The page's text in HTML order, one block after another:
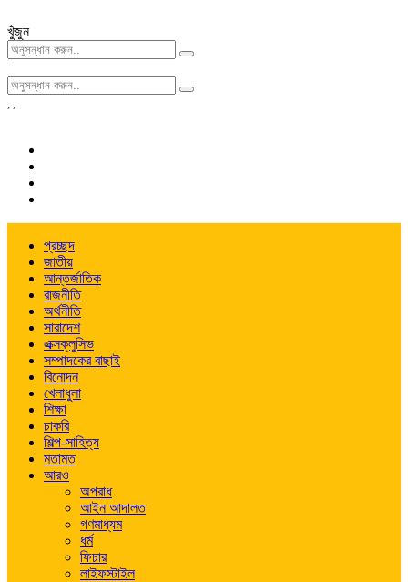
খুঁজুন
, ,
প্রচ্ছদ
জাতীয়
আন্তর্জাতিক
রাজনীতি
অর্থনীতি
সারাদেশ
এক্সক্লুসিভ
সম্পাদকের বাছাই
বিনোদন
খেলাধুলা
শিক্ষা
চাকরি
শিল্প-সাহিত্য
মতামত
আরও
অপরাধ
আইন আদালত
গণমাধ্যম
ধর্ম
ফিচার
লাইফস্টাইল